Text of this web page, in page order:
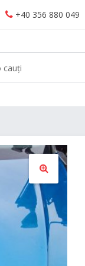
+40 356 880 049
🔍